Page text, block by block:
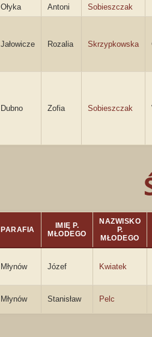
Ołyka Antoni Sobieszczak
Jałowicze Rozalia Skrzypkowska
Dubno Zofia Sobieszczak
PARAFIA
IMIĘ P.
MŁODEGO
NAZWISKO
P.
MŁODEGO
Młynów Józef Kwiatek
Młynów Stanisław Pelc